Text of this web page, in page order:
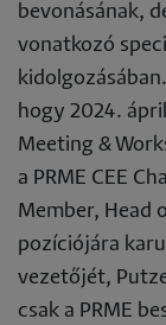
bevonásának,
vonatkozó
hogy 2024.
Meeting &
a PRME CEE
Member, Head
pozíciójára
vezetőjét,
csak a PRME